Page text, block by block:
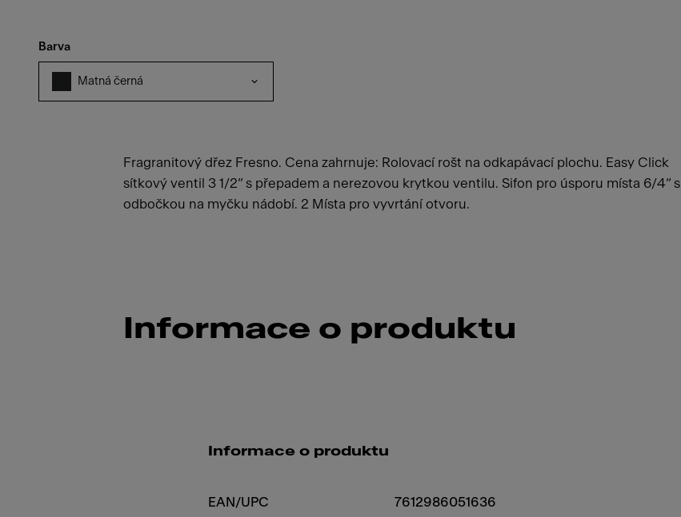
Barva
Matná černá
Fragranitový dřez Fresno. Cena zahrnuje: Rolovací rošt na odkapávací plochu. Easy Click
sítkový ventil 3 1/2“ s přepadem a nerezovou krytkou ventilu. Sifon pro úsporu místa 6/4“ s
odbočkou na myčku nádobí. 2 Místa pro vyvrtání otvoru.
Informace o produktu
Informace o produktu
EAN/UPC 7612986051636